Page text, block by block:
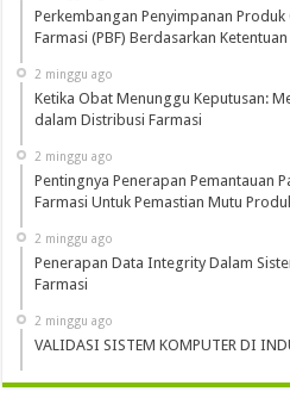
Perkembangan Penyimpanan
Farmasi (PBF) Berdasarkan
2 minggu ago
Ketika Obat Menunggu Keputusan:
dalam Distribusi Farmasi
2 minggu ago
Pentingnya Penerapan Pemantauan
Farmasi Untuk Pemastian Mutu
2 minggu ago
Penerapan Data Integrity Dalam
Farmasi
2 minggu ago
VALIDASI SISTEM KOMPUTER DI